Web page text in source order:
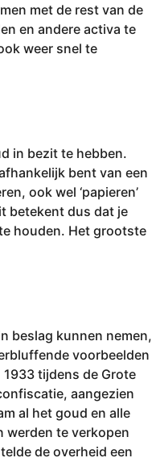
met de rest van de
en andere activa te
weer snel te
in bezit te hebben.
bent van een
ook wel ‘papieren’
betekent dus dat je
houden. Het grootste
beslag kunnen nemen,
voorbeelden
1933 tijdens de Grote
aangezien
al het goud en alle
werden te verkopen
de overheid een